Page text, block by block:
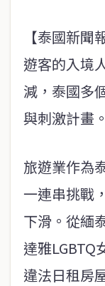
【泰國新
遊客的入境
減，泰國多
與刺激計畫。
旅遊業作為
一連串挑戰
下滑。從緬
達雅LGBTQ
違法日租房